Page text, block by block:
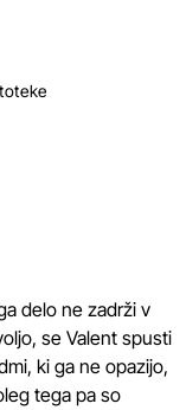
delo ne zadrži v
se Valent spusti
ki ga ne opazijo,
tega pa so